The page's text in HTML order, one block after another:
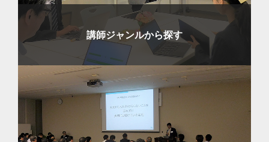
講師ジャンルから探す